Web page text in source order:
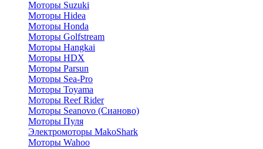
Моторы Suzuki
Моторы Hidea
Моторы Honda
Моторы Golfstream
Моторы Hangkai
Моторы HDX
Моторы Parsun
Моторы Sea-Pro
Моторы Toyama
Моторы Reef Rider
Моторы Seanovo (Сианово)
Моторы Пуля
Электромоторы MakoShark
Моторы Wahoo